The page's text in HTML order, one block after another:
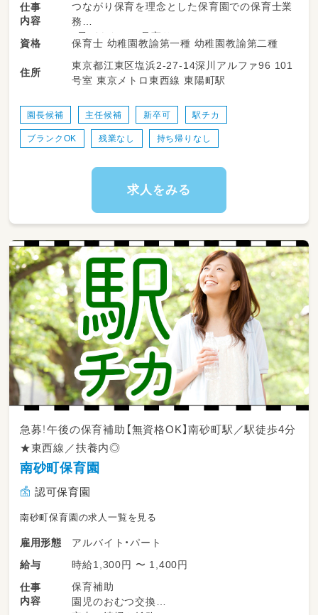
仕事
内容
つながり保育を理念とした保育園での保育士業
務
・子どもたちの見守り
・絵本の読み聞かせ、体験づくり
・食育企画と実施
・遊びのサポート
・お昼寝チェック
・ご飯やおやつのサポート
・園内の掃除、消毒 など
資格 保育士 幼稚園教諭第一種 幼稚園教諭第二種
住所
東京都江東区塩浜2-27-14深川アルファ96 101
号室 東京メトロ東西線 東陽町駅
園長候補 主任候補 新卒可 駅チカ
ブランクOK 残業なし 持ち帰りなし
求人をみる
急募！午後の保育補助【無資格OK】南砂町駅／駅徒歩4分
★東西線／扶養内◎
南砂町保育園
認可保育園
南砂町保育園の求人一覧を見る
雇用形態
アルバイト・パート
給与
時給1,300円 〜 1,400円
仕事
内容
保育補助
園児のおむつ交換